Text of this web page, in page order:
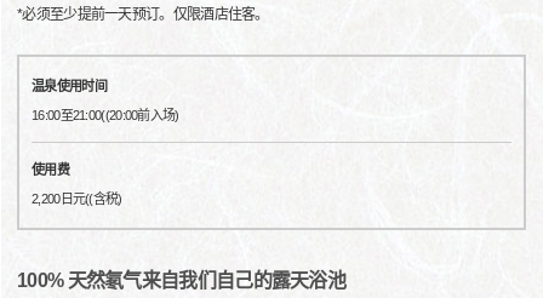
*必须至少提前一天预订。仅限酒店住客。
温泉使用时间
16:00至21:00((20:00前入场)
使用费
2,200日元((含税)
100% 天然氡气来自我们自己的露天浴池